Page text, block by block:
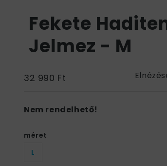
Fekete
Jelmez - M
32 990 Ft
Nem rendelhető!
méret
L